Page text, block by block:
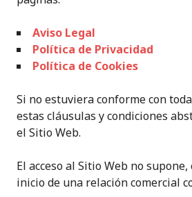
Aviso Legal
Política de Privacidad
Política de Cookies
Si no estuviera conforme con
estas cláusulas y condiciones
el Sitio Web.
El acceso al Sitio Web no
inicio de una relación comercial